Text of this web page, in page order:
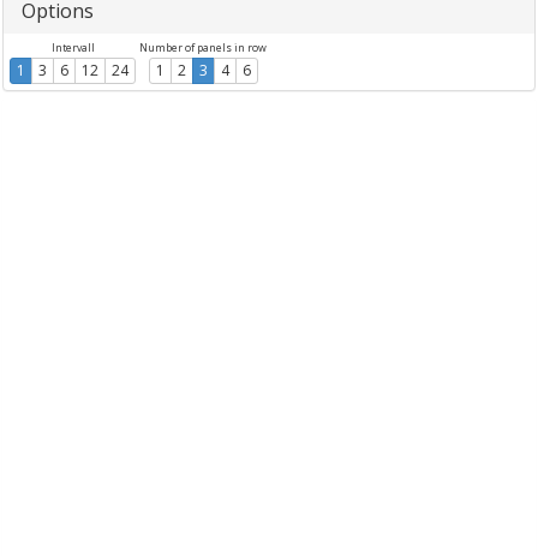
Options
Intervall
1 3 6 12 24
Number of panels in row
1 2 3 4 6